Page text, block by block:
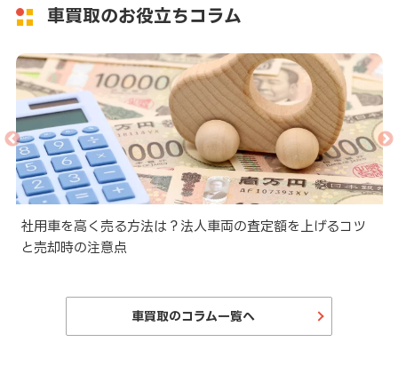
車買取のお役立ちコラム
社用車を高く売る方法は？法人車両の査定額を上げるコツ
と売却時の注意点
車買取のコラム一覧へ